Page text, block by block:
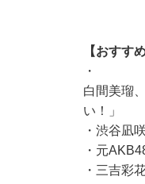
【おすす
・
白間美瑠
い！」
・ 渋谷凪
・ 元
・ 三吉彩